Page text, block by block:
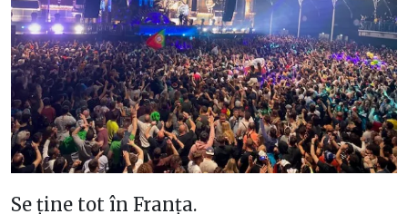
Se ține tot în Franța.